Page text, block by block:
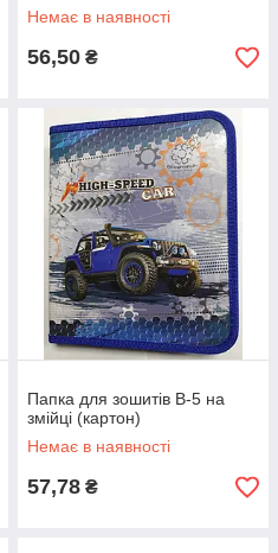
Немає в наявності
56,50 ₴
Папка для зошитів B-5 на
змійці (картон)
Немає в наявності
57,78 ₴